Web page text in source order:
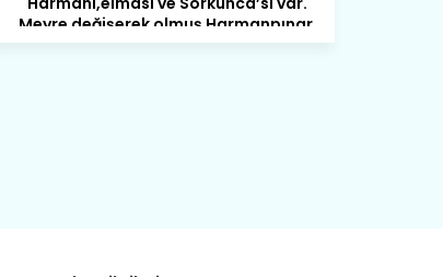
Büyük yerdir, mahalleleri Aydınlık, Tarih
eserleri şahane Hisarlık.